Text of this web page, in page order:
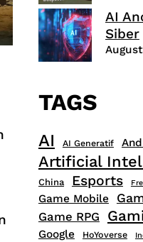
AI
Siber
TAGS
AI AI Generatif
Artificial
China Esports
Game Mobile
Game RPG
Google HoYoverse